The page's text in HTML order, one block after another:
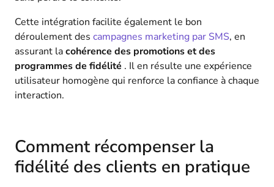
Cette intégration facilite également le bon
déroulement des campagnes marketing par SMS, en
assurant lacohérence des promotions et des
programmes de fidélité . Il en résulte une expérience
utilisateur homogène qui renforce la confiance à chaque
interaction.
Comment récompenser la
fidélité des clients en pratique